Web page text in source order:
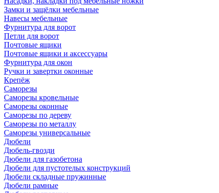
Замки и защёлки мебельные
Навесы мебельные
Фурнитура для ворот
Петли для ворот
Почтовые ящики
Почтовые ящики и аксессуары
Фурнитура для окон
Ручки и завертки оконные
Крепёж
Саморезы
Саморезы кровельные
Саморезы оконные
Саморезы по дереву
Саморезы по металлу
Саморезы универсальные
Дюбели
Дюбель-гвозди
Дюбели для газобетона
Дюбели для пустотелых конструкций
Дюбели складные пружинные
Дюбели рамные